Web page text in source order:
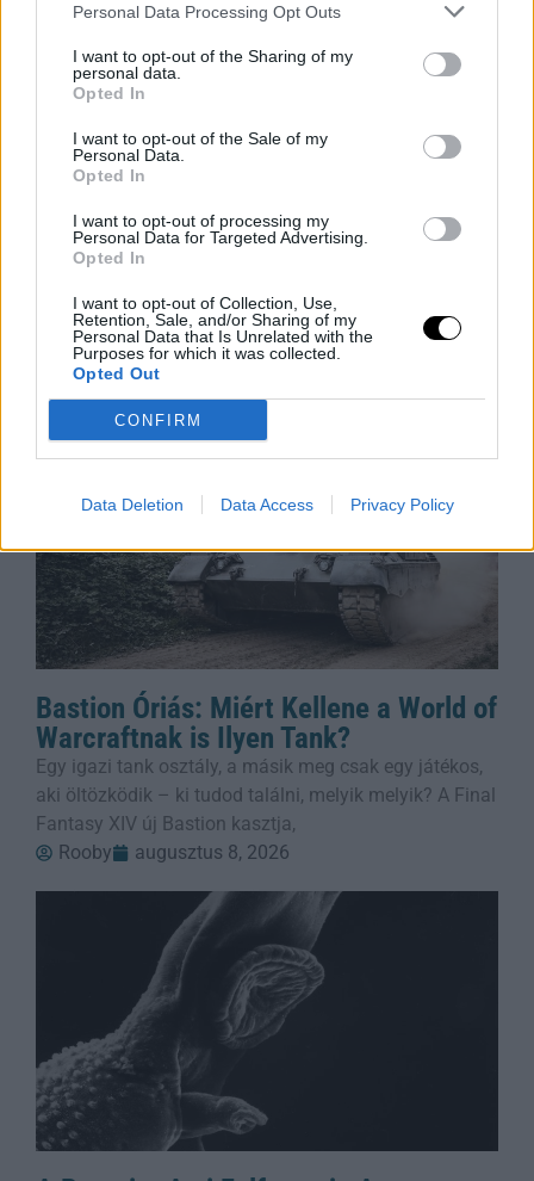
Personal Data Processing Opt Outs
I want to opt-out of the Sharing of my
personal data.
Opted In
I want to opt-out of the Sale of my
Personal Data.
Opted In
I want to opt-out of processing my
Personal Data for Targeted Advertising.
Opted In
I want to opt-out of Collection, Use,
Retention, Sale, and/or Sharing of my
Personal Data that Is Unrelated with the
Purposes for which it was collected.
Opted Out
CONFIRM
Data Deletion Data Access Privacy Policy
Adatmentes Útlevél Nélkül: Az EU
Az Egyesült Államok vízummentességi programjának
fenntartásához hozzáférést követel az EU-tagállamok
zsarolásnak minősül az utazók profilozása és
megfigyelése terén. Az Európai Bizottság
Rooby
augusztus 8, 2026
Bastion Óriás: Miért Kellene a World of
Warcraftnak is Ilyen Tank?
Egy igazi tank osztály, a másik meg csak egy játékos,
aki öltözködik – ki tudod találni, melyik melyik? A Final
Fantasy XIV új Bastion kasztja,
Rooby
augusztus 8, 2026